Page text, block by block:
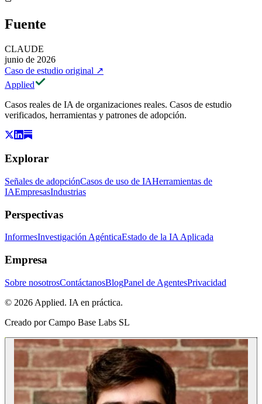
Fuente
CLAUDE
junio de 2026
Caso de estudio original ↗
Applied
Casos reales de IA de organizaciones reales. Casos de estudio
verificados, herramientas y patrones de adopción.
Explorar
Señales de adopciónCasos de uso de IAHerramientas de
IAEmpresasIndustrias
Perspectivas
InformesInvestigación AgénticaEstado de la IA Aplicada
Empresa
Sobre nosotrosContáctanosBlogPanel de AgentesPrivacidad
© 2026 Applied. IA en práctica.
Creado por Campo Base Labs SL